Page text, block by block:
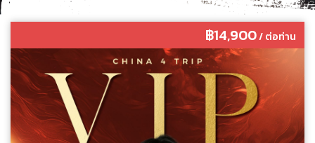
฿14,900/ ต่อท่าน